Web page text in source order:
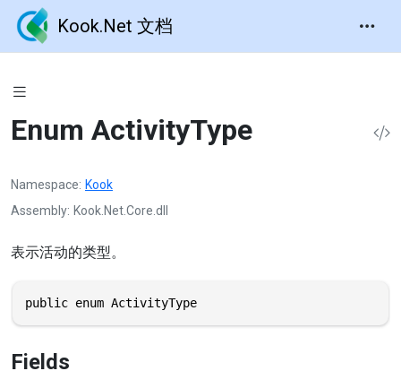
Kook.Net 文档
Enum ActivityType
Namespace Kook
Assembly Kook.Net.Core.dll
表示活动的类型。
public enum ActivityType
Fields